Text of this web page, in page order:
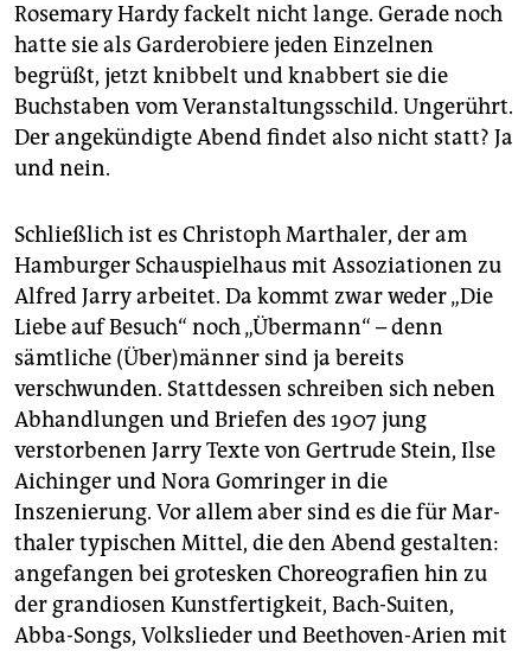
Rosemary Hardy fackelt nicht lange. Gerade noch
hatte sie als Garderobiere jeden Einzelnen
begrüßt, jetzt knibbelt und knabbert sie die
Buchstaben vom Veranstaltungsschild. Ungerührt.
Der angekündigte Abend findet also nicht statt? Ja
und nein.
Schließlich ist es Christoph Marthaler, der am
Hamburger Schauspielhaus mit Assoziationen zu
Alfred Jarry arbeitet. Da kommt zwar weder „Die
Liebe auf Besuch“ noch „Übermann“ – denn
sämtliche (Über)männer sind ja bereits
verschwunden. Stattdessen schreiben sich neben
Abhandlungen und Briefen des 1907 jung
verstorbenen Jarry Texte von Gertrude Stein, Ilse
Aichinger und Nora Gomringer in die
Inszenierung. Vor allem aber sind es die für Mar­
thaler typischen Mittel, die den Abend gestalten:
angefangen bei grotesken Choreografien hin zu
der grandiosen Kunstfertigkeit, Bach-Suiten,
Abba-Songs, Volkslieder und Beethoven-Arien mit